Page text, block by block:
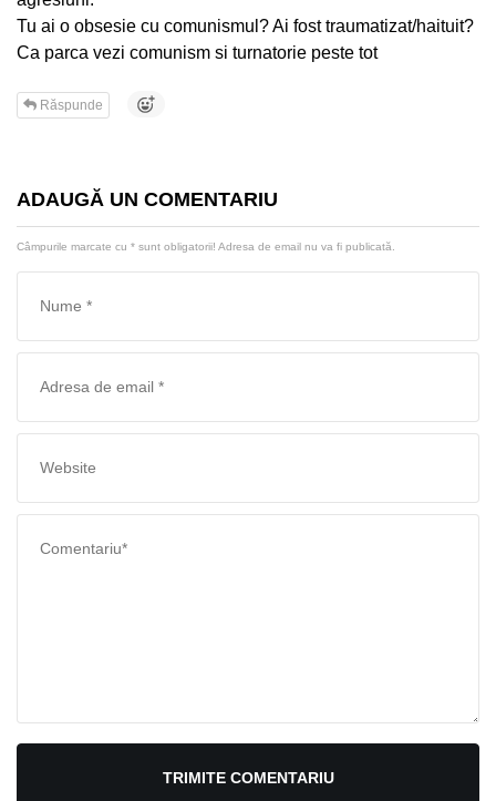
Tu ai o obsesie cu comunismul? Ai fost traumatizat/haituit?
Ca parca vezi comunism si turnatorie peste tot
Răspunde
ADAUGĂ UN COMENTARIU
Câmpurile marcate cu * sunt obligatorii! Adresa de email nu va fi publicată.
TRIMITE COMENTARIU